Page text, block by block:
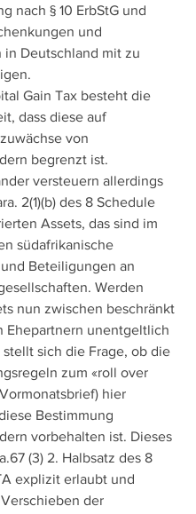
nach § 10 ErbStG und
und
in Deutschland mit zu
Gain Tax besteht die
dass diese auf
von
begrenzt ist.
versteuern allerdings
2(1)(b) des 8 Schedule
Assets, das sind im
südafrikanische
Beteiligungen an
Werden
nun zwischen beschränkt
Ehepartnern unentgeltlich
stellt sich die Frage, ob die
zum «roll over
hier
Bestimmung
vorbehalten ist. Dieses
(3) 2. Halbsatz des 8
explizit erlaubt und
der